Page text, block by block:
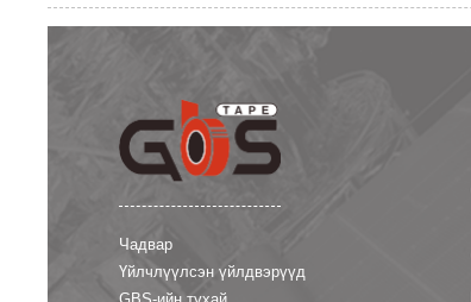
Чадвар
Үйлчлүүлсэн үйлдвэрүүд